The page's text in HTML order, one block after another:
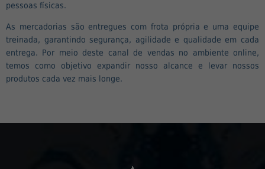
pessoas físicas.
As mercadorias são entregues com frota própria e uma equipe
treinada, garantindo segurança, agilidade e qualidade em cada
entrega. Por meio deste canal de vendas no ambiente online,
temos como objetivo expandir nosso alcance e levar nossos
produtos cada vez mais longe.